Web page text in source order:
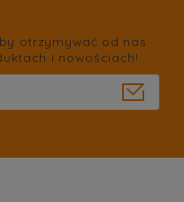
otrzymywać od nas
i nowościach!